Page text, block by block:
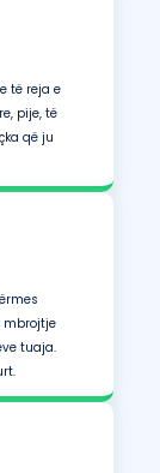
të reja e
pije, të
që ju
mbrojtje
tuaja.